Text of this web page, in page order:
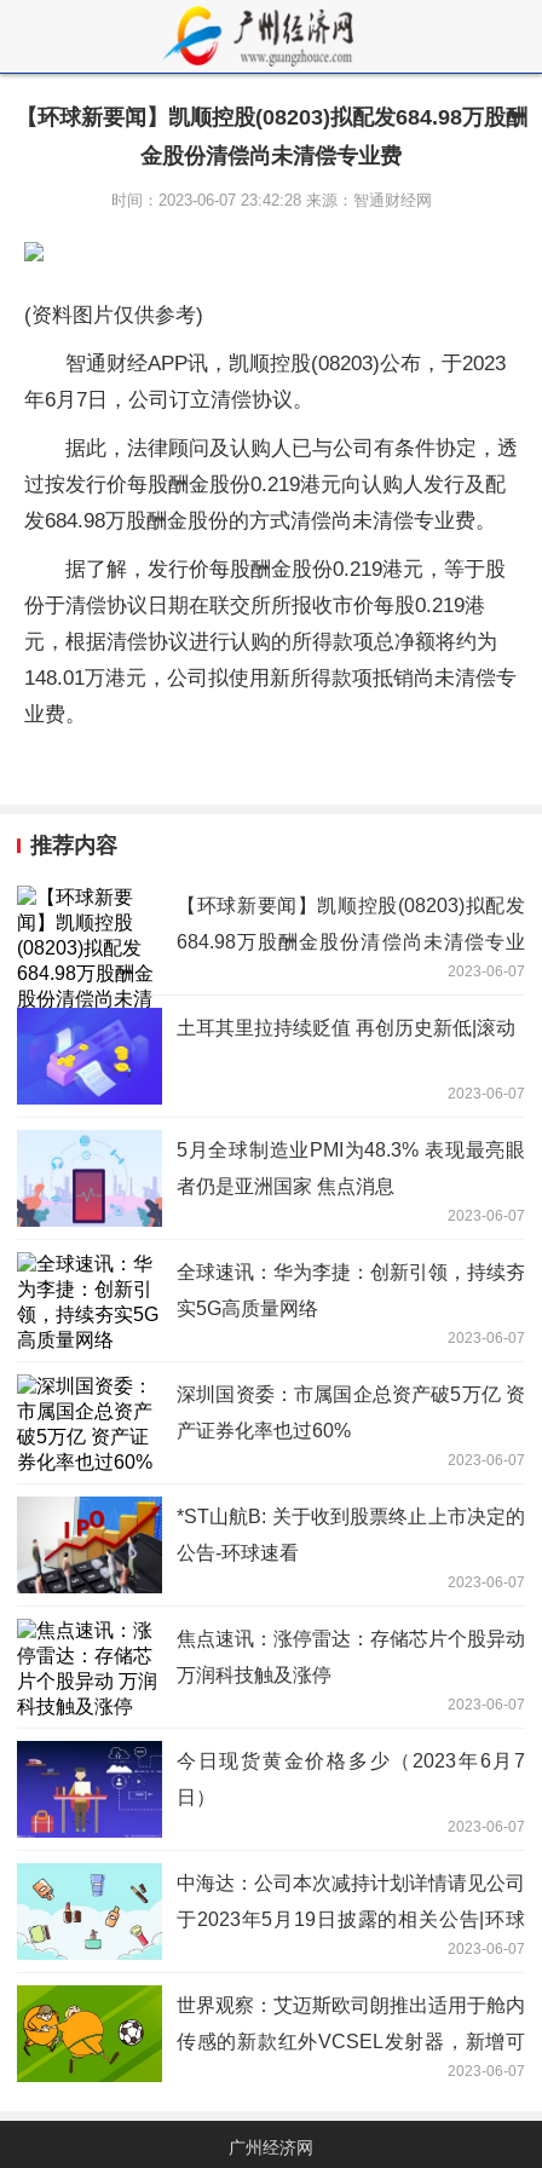
【环球新要闻】凯顺控股(08203)拟配发684.98万股酬
金股份清偿尚未清偿专业费
时间：2023-06-07 23:42:28 来源：智通财经网
(资料图片仅供参考)
智通财经APP讯，凯顺控股(08203)公布，于2023
年6月7日，公司订立清偿协议。
据此，法律顾问及认购人已与公司有条件协定，透
过按发行价每股酬金股份0.219港元向认购人发行及配
发684.98万股酬金股份的方式清偿尚未清偿专业费。
据了解，发行价每股酬金股份0.219港元，等于股
份于清偿协议日期在联交所所报收市价每股0.219港
元，根据清偿协议进行认购的所得款项总净额将约为
148.01万港元，公司拟使用新所得款项抵销尚未清偿专
业费。
推荐内容
【环球新要闻】凯顺控股(08203)拟配发
684.98万股酬金股份清偿尚未清偿专业
2023-06-07
土耳其里拉持续贬值 再创历史新低|滚动
2023-06-07
5月全球制造业PMI为48.3% 表现最亮眼
者仍是亚洲国家 焦点消息
2023-06-07
全球速讯：华为李捷：创新引领，持续夯
实5G高质量网络
2023-06-07
深圳国资委：市属国企总资产破5万亿 资
产证券化率也过60%
2023-06-07
*ST山航B: 关于收到股票终止上市决定的
公告-环球速看
2023-06-07
焦点速讯：涨停雷达：存储芯片个股异动
万润科技触及涨停
2023-06-07
今日现货黄金价格多少（2023年6月7
日）
2023-06-07
中海达：公司本次减持计划详情请见公司
于2023年5月19日披露的相关公告|环球
2023-06-07
世界观察：艾迈斯欧司朗推出适用于舱内
传感的新款红外VCSEL发射器，新增可
2023-06-07
广州经济网